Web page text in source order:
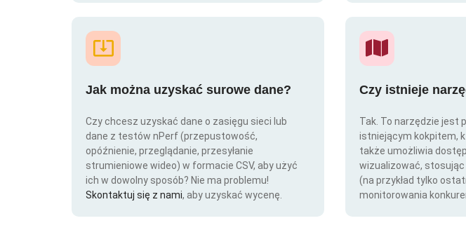
Jak można uzyskać surowe dane?
Czy chcesz uzyskać dane o zasięgu sieci lub
dane z testów nPerf (przepustowość,
opóźnienie, przeglądanie, przesyłanie
strumieniowe wideo) w formacie CSV, aby użyć
ich w dowolny sposób? Nie ma problemu!
Skontaktuj się z nami, aby uzyskać wycenę.
Czy istnieje
Tak. To narzędzie jest
istniejącym kokpitem,
także umożliwia
wizualizować, stosując
(na przykład tylko
monitorowania